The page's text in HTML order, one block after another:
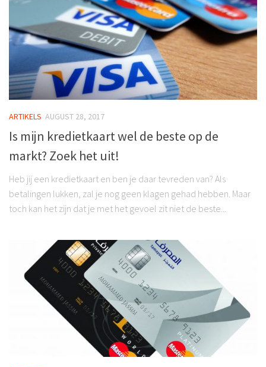
ARTIKELS AUGUST 28, 2017
Is mijn kredietkaart wel de beste op de
markt? Zoek het uit!
Heb jij een kredietkaart en ben je daar tevreden van? Als
betalingen lukken, zal je nog geen klagen gehad hebben. Maar
toch kan het zijn dat je met het gevoel zit niet de beste...